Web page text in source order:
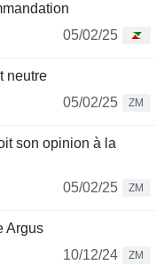
05/02/25
neutre
05/02/25
ZM
son opinion à la
05/02/25
ZM
Argus
10/12/24
ZM